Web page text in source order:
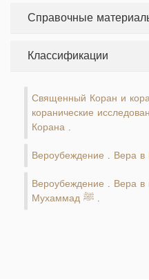
Справочные
Классификации
Священный Коран и
коранические
Корана
Вероубеждение Вера в
Вероубеждение Вера в
Мухаммад ﷺ